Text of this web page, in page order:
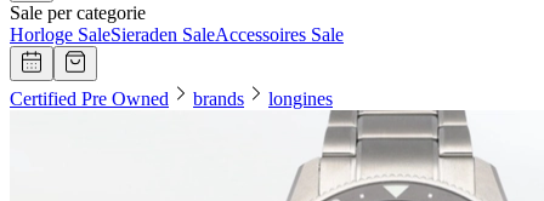
Sale per categorie
Horloge SaleSieraden SaleAccessoires Sale
Certified Pre Owned brands longines